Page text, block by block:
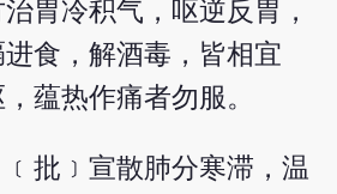
胃冷积气，呕逆反胃，
食，解酒毒，皆相宜
蕴热作痛者勿服。
﹝批﹞宣散肺分寒滞，温